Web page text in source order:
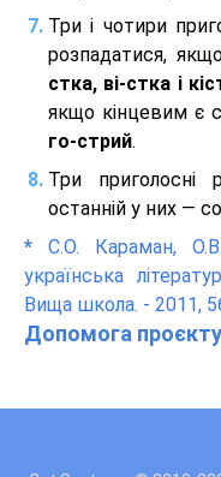
Три і чотири
розпадатися,
стка, ві-стка і
якщо кінцевим є
го-стрий.
Три приголосні
останній у них —
* С.О. Караман,
українська
Вища школа. - 2011,
Допомога проєкту